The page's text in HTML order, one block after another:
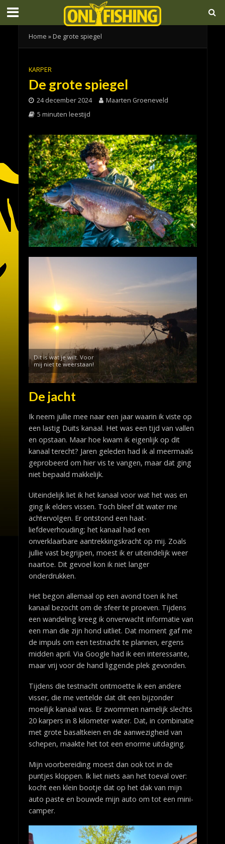
Home » De grote spiegel
KARPER
De grote spiegel
24 december 2024
Maarten Groeneveld
5 minuten leestijd
Dit is wat je wilt. Voor
mij niet te weerstaan!
De jacht
Ik neem jullie mee naar een jaar waarin ik viste op
een lastig Duits kanaal. Het was een tijd van vallen
en opstaan. Maar hoe kwam ik eigenlijk op dit
kanaal terecht? Jaren geleden had ik al meermaals
geprobeerd om hier vis te vangen, maar dat ging
niet bepaald makkelijk.
Uiteindelijk liet ik het kanaal voor wat het was en
ging ik elders vissen. Toch bleef dit water me
achtervolgen. Er ontstond een haat-
liefdeverhouding; het kanaal had een
onverklaarbare aantrekkingskracht op mij. Zoals
jullie vast begrijpen, moest ik er uiteindelijk weer
naartoe. Dit gevoel kon ik niet langer
onderdrukken.
Het begon allemaal op een avond toen ik het
kanaal bezocht om de sfeer te proeven. Tijdens
een wandeling kreeg ik onverwacht informatie van
een man die zijn hond uitliet. Dat moment gaf me
de impuls om een testnacht te plannen, ergens
midden april. Via Google had ik een interessante,
maar vrij voor de hand liggende plek gevonden.
Tijdens die testnacht ontmoette ik een andere
visser, die me vertelde dat dit een bijzonder
moeilijk kanaal was. Er zwommen namelijk slechts
20 karpers in 8 kilometer water. Dat, in combinatie
met grote basaltkeien en de aanwezigheid van
schepen, maakte het tot een enorme uitdaging.
Mijn voorbereiding moest dan ook tot in de
puntjes kloppen. Ik liet niets aan het toeval over:
kocht een klein bootje dat op het dak van mijn
auto paste en bouwde mijn auto om tot een mini-
camper.